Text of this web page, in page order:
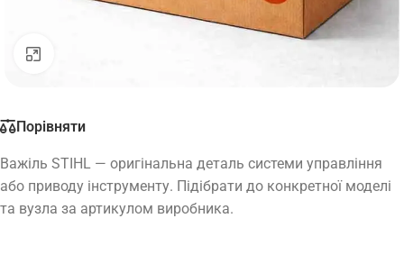
Порівняти
Важіль STIHL — оригінальна деталь системи управління
або приводу інструменту. Підібрати до конкретної моделі
та вузла за артикулом виробника.